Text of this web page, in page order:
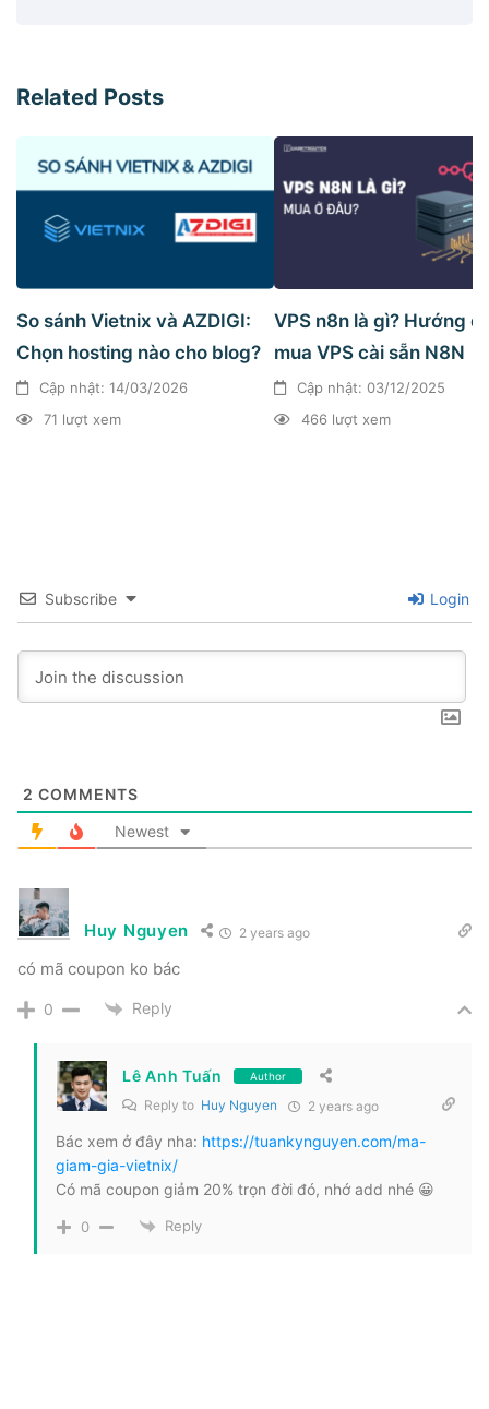
Related Posts
So sánh Vietnix và AZDIGI:
Chọn hosting nào cho blog?
Cập nhật: 14/03/2026
71 lượt xem
VPS n8n là gì? Hướng
mua VPS cài sẵn N8N
Cập nhật: 03/12/2025
466 lượt xem
Subscribe Login
2 COMMENTS
Newest
Huy Nguyen 2 years ago
có mã coupon ko bác
0 Reply
Lê Anh Tuấn Author
Reply to Huy Nguyen 2 years ago
Bác xem ở đây nha: https://tuankynguyen.com/ma-
giam-gia-vietnix/
Có mã coupon giảm 20% trọn đời đó, nhớ add nhé 😀
0 Reply